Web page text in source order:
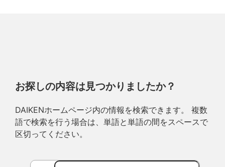
お探しの内容は見つかりましたか？
DAIKENホームページ内の情報を検索できます。 複数
語で検索を行う場合は、単語と単語の間をスペースで
区切ってください。